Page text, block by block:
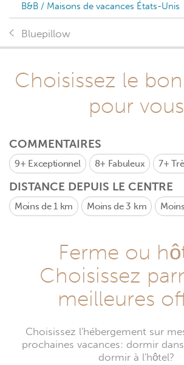
B&B / Maisons de vacances États-Unis
Bluepillow
Choisissez le
pour vous
COMMENTAIRES
9+ Exceptionnel 8+ Fabuleux 7+
DISTANCE DEPUIS LE CENTRE
Moins de 1 km Moins de 3 km
Ferme ou
Choisissez
meilleures
Choisissez l'hébergement sur
prochaines vacances: dormir
dormir à l'hôtel?